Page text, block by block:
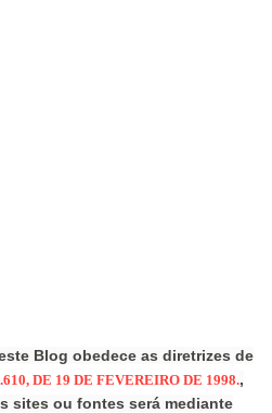
Blog obedece as diretrizes de
DE 19 DE FEVEREIRO DE 1998.,
sites ou fontes será mediante